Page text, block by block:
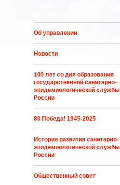
Об управлении
Новости
100 лет со дня образования
государственной санитарно-
эпидемиологической службы
России
80 Победа! 1945-2025
История развития санитарно-
эпидемиологической службы
России
Общественный совет